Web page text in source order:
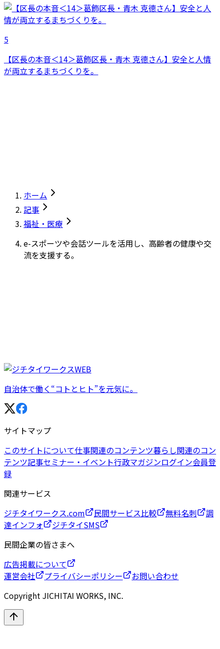
5
【区長の本音＜14＞葛飾区長・青木 克德さん】安全と人情
が両立するまちづくりを。
ホーム
記事
福祉・医療
e-スポーツや会話ツールを活用し、高齢者の健康や交
流を支援する。
自治体で働く“コトとヒト”を元気に。
サイトマップ
このサイトについて仕事関連のコンテンツ暮らし関連のコン
テンツ記事セミナー・イベント行政マガジンログイン会員登
録
関連サービス
ジチタイワークス.com
民間サービス比較 無料名刺
調
達インフォ
ジチタイSMS
民間企業の皆さまへ
広告掲載について
運営会社
プライバシーポリシー
お問い合わせ
Copyright JICHITAI WORKS, INC.